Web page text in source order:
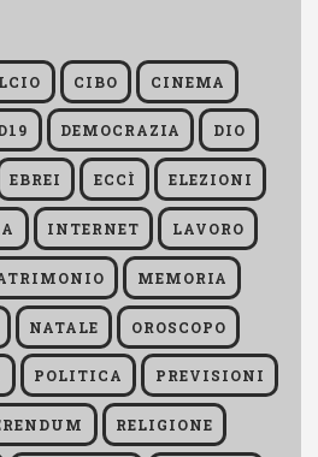
CIBO CINEMA
DEMOCRAZIA DIO
EBREI ECCÌ ELEZIONI
INTERNET LAVORO
MEMORIA
NATALE OROSCOPO
POLITICA PREVISIONI
RELIGIONE